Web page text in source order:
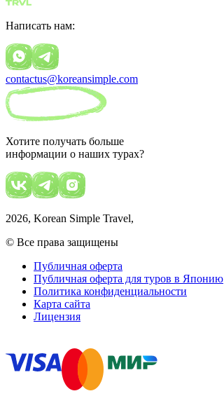
Написать нам:
contactus@koreansimple.com
Хотите получать больше
информации о наших турах?
2026, Korean Simple Travel,
© Все права защищены
Публичная оферта
Публичная оферта для туров в Японию
Политика конфиденциальности
Карта сайта
Лицензия